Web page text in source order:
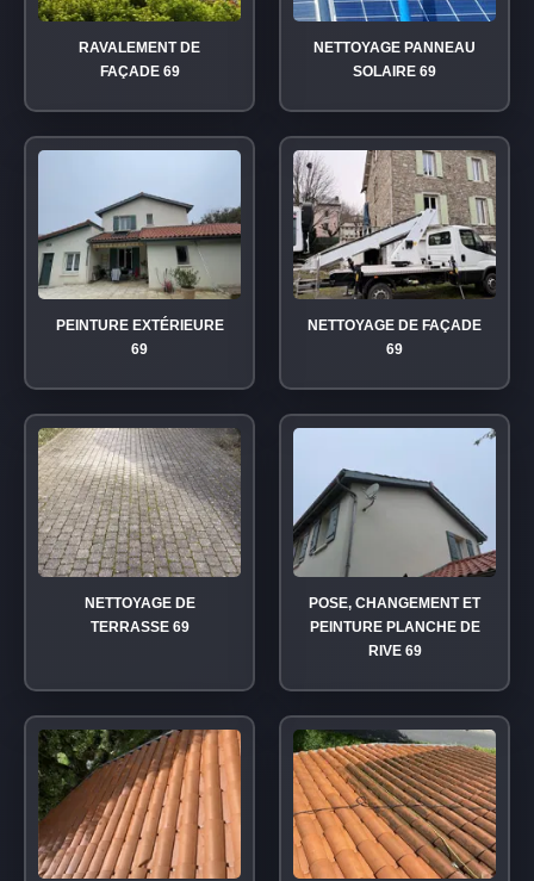
RAVALEMENT DE
FAÇADE 69
NETTOYAGE PANNEAU
SOLAIRE 69
PEINTURE EXTÉRIEURE
69
NETTOYAGE DE FAÇADE
69
NETTOYAGE DE
TERRASSE 69
POSE, CHANGEMENT ET
PEINTURE PLANCHE DE
RIVE 69